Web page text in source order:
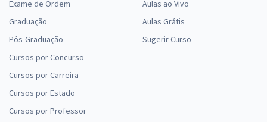
Exame de Ordem
Graduação
Pós-Graduação
Cursos por Concurso
Cursos por Carreira
Cursos por Estado
Cursos por Professor
Aulas ao Vivo
Aulas Grátis
Sugerir Curso